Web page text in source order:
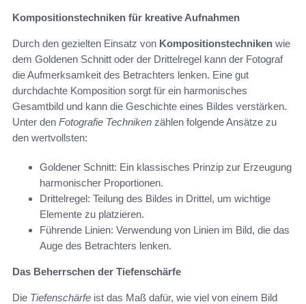
Kompositionstechniken für kreative Aufnahmen
Durch den gezielten Einsatz von Kompositionstechniken wie
dem Goldenen Schnitt oder der Drittelregel kann der Fotograf
die Aufmerksamkeit des Betrachters lenken. Eine gut
durchdachte Komposition sorgt für ein harmonisches
Gesamtbild und kann die Geschichte eines Bildes verstärken.
Unter den Fotografie Techniken zählen folgende Ansätze zu
den wertvollsten:
Goldener Schnitt: Ein klassisches Prinzip zur Erzeugung
harmonischer Proportionen.
Drittelregel: Teilung des Bildes in Drittel, um wichtige
Elemente zu platzieren.
Führende Linien: Verwendung von Linien im Bild, die das
Auge des Betrachters lenken.
Das Beherrschen der Tiefenschärfe
Die Tiefenschärfe ist das Maß dafür, wie viel von einem Bild